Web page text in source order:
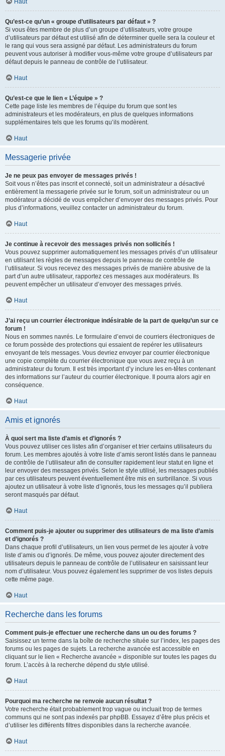
Haut
Qu’est-ce qu’un « groupe d’utilisateurs par défaut » ?
Si vous êtes membre de plus d’un groupe d’utilisateurs, votre groupe
d’utilisateurs par défaut est utilisé afin de déterminer quelle sera la couleur et
le rang qui vous sera assigné par défaut. Les administrateurs du forum
peuvent vous autoriser à modifier vous-même votre groupe d’utilisateurs par
défaut depuis le panneau de contrôle de l’utilisateur.
Haut
Qu’est-ce que le lien « L’équipe » ?
Cette page liste les membres de l’équipe du forum que sont les
administrateurs et les modérateurs, en plus de quelques informations
supplémentaires tels que les forums qu’ils modèrent.
Haut
Messagerie privée
Je ne peux pas envoyer de messages privés !
Soit vous n’êtes pas inscrit et connecté, soit un administrateur a désactivé
entièrement la messagerie privée sur le forum, soit un administrateur ou un
modérateur a décidé de vous empêcher d’envoyer des messages privés. Pour
plus d’informations, veuillez contacter un administrateur du forum.
Haut
Je continue à recevoir des messages privés non sollicités !
Vous pouvez supprimer automatiquement les messages privés d’un utilisateur
en utilisant les règles de messages depuis le panneau de contrôle de
l’utilisateur. Si vous recevez des messages privés de manière abusive de la
part d’un autre utilisateur, rapportez ces messages aux modérateurs. Ils
peuvent empêcher un utilisateur d’envoyer des messages privés.
Haut
J’ai reçu un courrier électronique indésirable de la part de quelqu’un sur ce
forum !
Nous en sommes navrés. Le formulaire d’envoi de courriers électroniques de
ce forum possède des protections qui essaient de repérer les utilisateurs
envoyant de tels messages. Vous devriez envoyer par courrier électronique
une copie complète du courrier électronique que vous avez reçu à un
administrateur du forum. Il est très important d’y inclure les en-têtes contenant
des informations sur l’auteur du courrier électronique. Il pourra alors agir en
conséquence.
Haut
Amis et ignorés
À quoi sert ma liste d’amis et d’ignorés ?
Vous pouvez utiliser ces listes afin d’organiser et trier certains utilisateurs du
forum. Les membres ajoutés à votre liste d’amis seront listés dans le panneau
de contrôle de l’utilisateur afin de consulter rapidement leur statut en ligne et
leur envoyer des messages privés. Selon le style utilisé, les messages publiés
par ces utilisateurs peuvent éventuellement être mis en surbrillance. Si vous
ajoutez un utilisateur à votre liste d’ignorés, tous les messages qu’il publiera
seront masqués par défaut.
Haut
Comment puis-je ajouter ou supprimer des utilisateurs de ma liste d’amis
et d’ignorés ?
Dans chaque profil d’utilisateurs, un lien vous permet de les ajouter à votre
liste d’amis ou d’ignorés. De même, vous pouvez ajouter directement des
utilisateurs depuis le panneau de contrôle de l’utilisateur en saisissant leur
nom d’utilisateur. Vous pouvez également les supprimer de vos listes depuis
cette même page.
Haut
Recherche dans les forums
Comment puis-je effectuer une recherche dans un ou des forums ?
Saisissez un terme dans la boîte de recherche située sur l’index, les pages des
forums ou les pages de sujets. La recherche avancée est accessible en
cliquant sur le lien « Recherche avancée » disponible sur toutes les pages du
forum. L’accès à la recherche dépend du style utilisé.
Haut
Pourquoi ma recherche ne renvoie aucun résultat ?
Votre recherche était probablement trop vague ou incluait trop de termes
communs qui ne sont pas indexés par phpBB. Essayez d’être plus précis et
d’utiliser les différents filtres disponibles dans la recherche avancée.
Haut